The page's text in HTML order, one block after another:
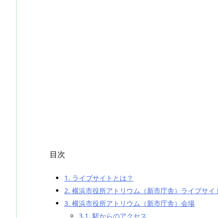
目次
1. ライブサイトとは？
2. 横浜市役所アトリウム（新市庁舎）ライブサイ
3. 横浜市役所アトリウム（新市庁舎）会場
3.1. 駅からのアクセス